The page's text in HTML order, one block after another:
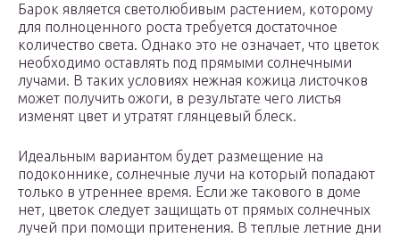
Барок является светолюбивым растением, которому
для полноценного роста требуется достаточное
количество света. Однако это не означает, что цветок
необходимо оставлять под прямыми солнечными
лучами. В таких условиях нежная кожица листочков
может получить ожоги, в результате чего листья
изменят цвет и утратят глянцевый блеск.
Идеальным вариантом будет размещение на
подоконнике, солнечные лучи на который попадают
только в утреннее время. Если же такового в доме
нет, цветок следует защищать от прямых солнечных
лучей при помощи притенения. В теплые летние дни